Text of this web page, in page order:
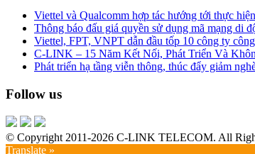
Viettel và Qualcomm hợp tác hướng tới thực
Thông báo đấu giá quyền sử dụng mã mạng di
Viettel, FPT, VNPT dẫn đầu tốp 10 công ty
C-LINK – 15 Năm Kết Nối, Phát Triển Và
Phát triển hạ tầng viễn thông, thúc đẩy giảm
Follow us
© Copyright 2011-2026 C-LINK TELECOM. All
Translate »